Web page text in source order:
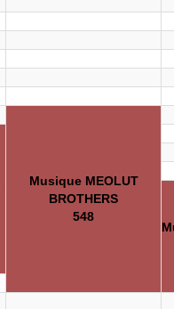
Musique MEOLUT
BROTHERS
548